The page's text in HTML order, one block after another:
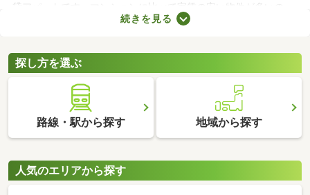
貸アパートです。マンションに比べて家賃の安い物件が多いの
で、月々の支出を抑えられますよ。ここでは、おすすめの賃貸ア
件を見比べてみましょう。
続きを見る
探し方を選ぶ
路線・駅から探す 地域から探す
人気のエリアから探す